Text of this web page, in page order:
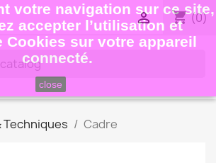
votre navigation sur ce site,
accepter l’utilisation et
Cookies sur votre appareil
connecté.
close
shopping_cart(0)

Techniques Cadre